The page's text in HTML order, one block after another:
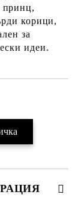
принц,
корици,
за
идеи.